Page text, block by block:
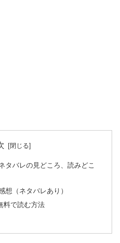
タバレの見どころ、読みどこ
想（ネタバレあり）
料で読む方法